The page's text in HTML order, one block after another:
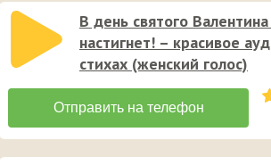
В день святого
настигнет! – красивое
стихах (женский голос)